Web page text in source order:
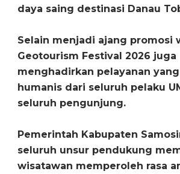
daya saing destinasi Danau
Selain menjadi ajang promosi
Geotourism Festival 2026 juga
menghadirkan pelayanan
humanis dari seluruh pelaku
seluruh pengunjung.
Pemerintah Kabupaten
seluruh unsur pendukung
wisatawan memperoleh rasa